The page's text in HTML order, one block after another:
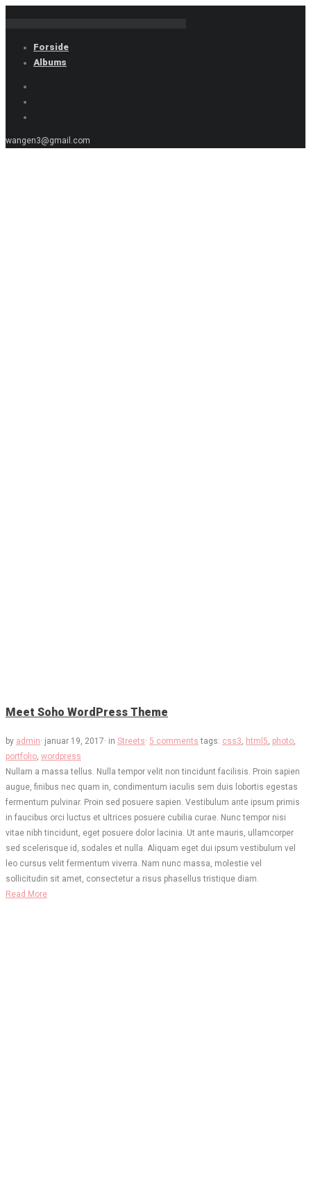
Forside
Albums
wangen3@gmail.com
Meet Soho WordPress Theme
by admin· januar 19, 2017· in Streets· 5 comments tags: css3, html5, photo,
portfolio, wordpress
Nullam a massa tellus. Nulla tempor velit non tincidunt facilisis. Proin sapien
augue, finibus nec quam in, condimentum iaculis sem duis lobortis egestas
fermentum pulvinar. Proin sed posuere sapien. Vestibulum ante ipsum primis
in faucibus orci luctus et ultrices posuere cubilia curae. Nunc tempor nisi
vitae nibh tincidunt, eget posuere dolor lacinia. Ut ante mauris, ullamcorper
sed scelerisque id, sodales et nulla. Aliquam eget dui ipsum vestibulum vel
leo cursus velit fermentum viverra. Nam nunc massa, molestie vel
sollicitudin sit amet, consectetur a risus phasellus tristique diam.
Read More